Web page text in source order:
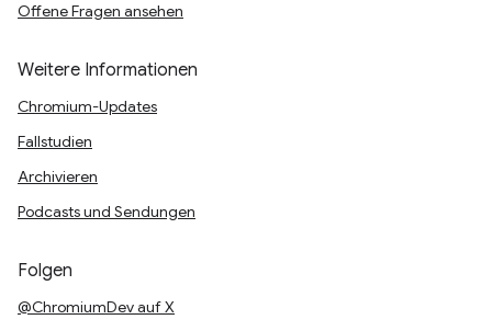
Offene Fragen ansehen
Weitere Informationen
Chromium-Updates
Fallstudien
Archivieren
Podcasts und Sendungen
Folgen
@ChromiumDev auf X